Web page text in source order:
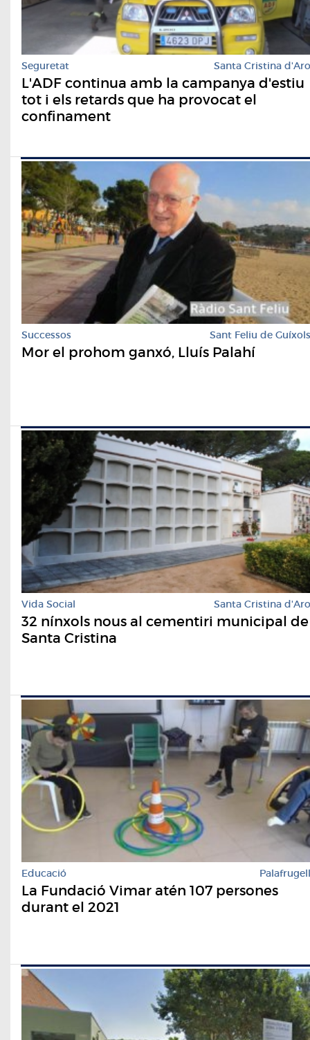
Seguretat Santa Cristina d'Aro
L'ADF continua amb la campanya d'estiu
tot i els retards que ha provocat el
confinament
Successos Sant Feliu de Guíxols
Mor el prohom ganxó, Lluís Palahí
Vida Social Santa Cristina d'Aro
32 nínxols nous al cementiri municipal de
Santa Cristina
Educació Palafrugell
La Fundació Vimar atén 107 persones
durant el 2021